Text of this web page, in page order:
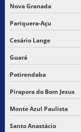
Nova Granada
Pariquera-Açu
Cesário Lange
Guará
Potirendaba
Pirapora do Bom Jesus
Monte Azul Paulista
Santo Anastácio